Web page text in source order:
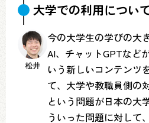
大学での利用につい
松井
今の大学生の学びの大
AI、チャットGPTなど
いう新しいコンテンツ
て、大学や教職員側の
という問題が日本の大
ういった問題に対して